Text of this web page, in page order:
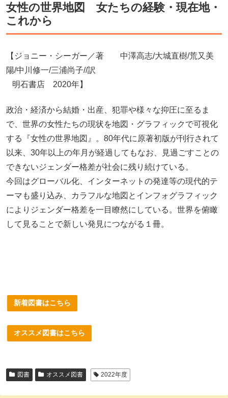
女性の世界地図 女たちの経験・現在地・
これから
【ジョニー・シーガー／著 中澤高志/大城直樹/荒又美
陽/中川修一/三浦尚子//訳
明石書店 2020年】
政治・経済から結婚・出産、犯罪や様々な抑圧に至るま
で、世界の女性たちの現状を地図・グラフィックで可視化
する『女性の世界地図』。80年代に原著初版が刊行されて
以来、30年以上の年月が経過してもなお、見過ごすことの
できないジェンダー格差が社会に残り続けている。
今回はグローバル化、インターネットの発達等の現代的テ
ーマも盛り込み、カラフルな地図とインフォグラフィック
によりジェンダー格差を一目瞭然にしている。世界を俯瞰
して見ることで新しい発見につながる１冊。
新着図書はこちら
オススメ図書はこちら
図書 オススメ図書 2022年度